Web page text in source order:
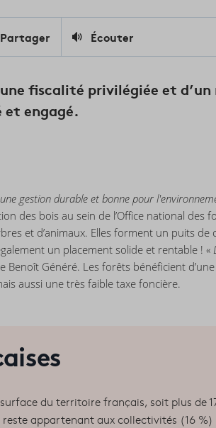
Partager Écouter
fiscalité privilégiée et
et engagé.
gestion durable et bonne pour
des bois au sein de l’Office national des
et d’animaux. Elles forment un puits
un placement solide et rentable ! «
Benoît Généré. Les forêts bénéficient
aussi une très faible taxe foncière.
du territoire français, soit plus de
appartenant aux collectivités (16 %)